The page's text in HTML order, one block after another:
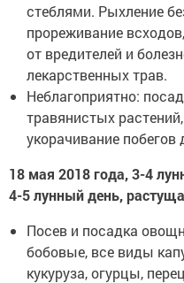
стеблями. Рыхление
прореживание
от вредителей и
лекарственных трав.
Неблагоприятно:
травянистых
укорачивание побегов
18 мая 2018 года, 3-4
4-5 лунный день,
Посев и посадка
бобовые, все виды
кукуруза, огурцы,